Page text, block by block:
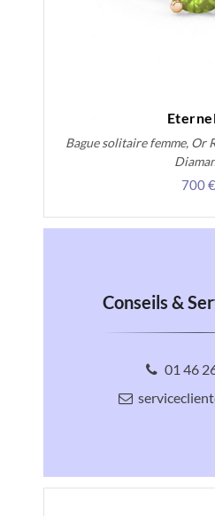
Bague solitaire femme, Or
700 €
Conseils &
01 46